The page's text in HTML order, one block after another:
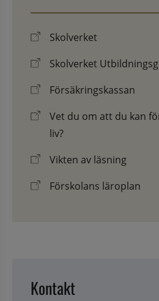
Skolverket
Skolverket
Försäkringskassan
Vet du om att du kan
liv?
Vikten av läsning
Förskolans läroplan
Kontakt